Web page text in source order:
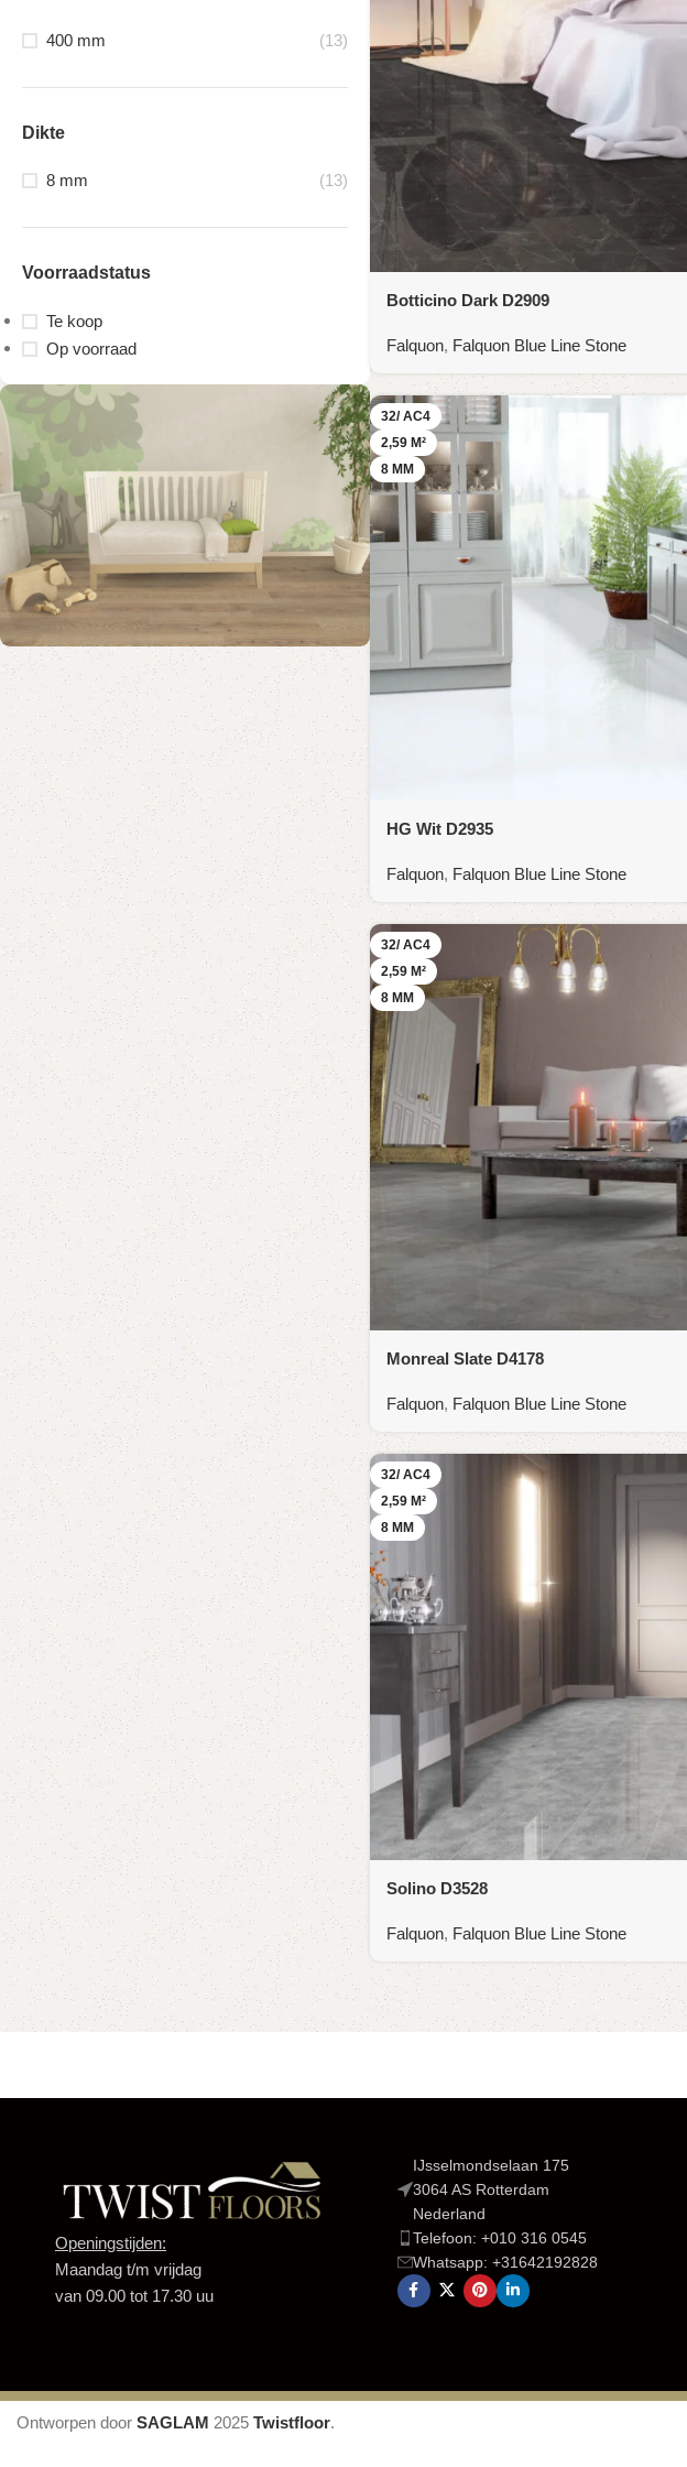
400 mm (13)
Dikte
8 mm (13)
Voorraadstatus
Te koop
Op voorraad
Word Twistfloor-dealer
🚀 "Word Twistfloor-dealer en groei met
ons mee!"
Waarom dealer worden?
✔ Samenwerken met een
toonaangevend laminaat- en parketmerk
✔ Aantrekkelijke winstmarges & exclusieve
deals.
✔ Ondersteuning bij marketing en logistiek.
✔ Innovatieve collecties met Nederlandse
trends.
📍 Voorwaarden:
Actief in bouw, interieur of retail.
Kwaliteitsbewustzijn en professionele
uitstraling.
"Samen maken we vloeren tot een succes!"
Contacteer ons
Botticino Dark D2909
Falquon, Falquon Blue Line Stone
32/ AC4
2,59 M²
8 MM
HG Wit D2935
Falquon, Falquon Blue Line Stone
32/ AC4
2,59 M²
8 MM
Monreal Slate D4178
Falquon, Falquon Blue Line Stone
32/ AC4
2,59 M²
8 MM
Solino D3528
Falquon, Falquon Blue Line Stone
Openingstijden:
Maandag t/m vrijdag
van 09.00 tot 17.30 uu
IJsselmondselaan 175
3064 AS Rotterdam
Nederland
Telefoon: +010 316 0545
Whatsapp: +31642192828
Ontworpen door SAGLAM 2025 Twistfloor.